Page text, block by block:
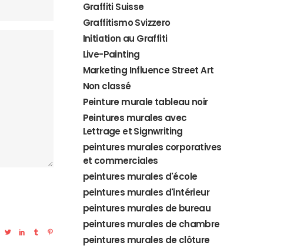
Graffiti Suisse
Graffitismo Svizzero
Initiation au Graffiti
Live-Painting
Marketing Influence Street Art
Non classé
Peinture murale tableau noir
Peintures murales avec
Lettrage et Signwriting
peintures murales corporatives
et commerciales
peintures murales d'école
peintures murales d'intérieur
peintures murales de bureau
peintures murales de chambre
peintures murales de clôture